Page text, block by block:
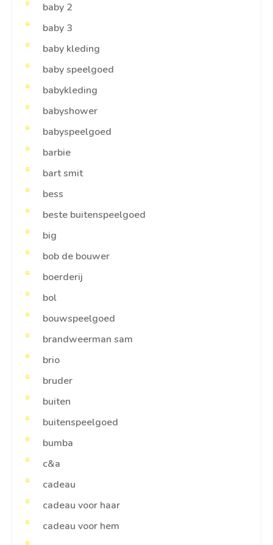
baby 2
baby 3
baby kleding
baby speelgoed
babykleding
babyshower
babyspeelgoed
barbie
bart smit
bess
beste buitenspeelgoed
big
bob de bouwer
boerderij
bol
bouwspeelgoed
brandweerman sam
brio
bruder
buiten
buitenspeelgoed
bumba
c&a
cadeau
cadeau voor haar
cadeau voor hem